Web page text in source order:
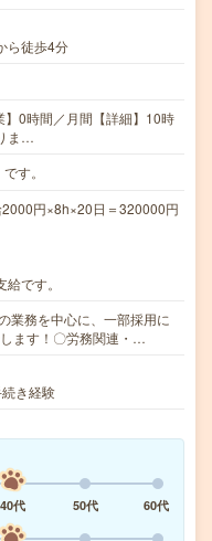
ら徒歩4分
0時間／月間【詳細】10時
ま…
す。
円×8h×20日＝320000円
です。
業務を中心に、一部採用に
ます！〇労務関連・…
き経験
40代 50代
60代